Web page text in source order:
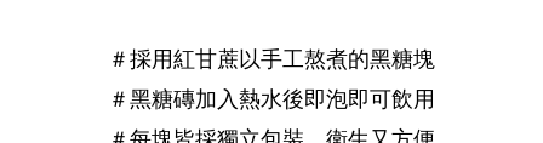
＃採用紅甘蔗以手工熬煮的黑糖塊
＃黑糖磚加入熱水後即泡即可飲用